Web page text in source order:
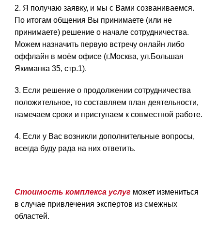
2. Я получаю заявку, и мы с Вами созваниваемся.
По итогам общения Вы принимаете (или не
принимаете) решение о начале сотрудничества.
Можем назначить первую встречу онлайн либо
оффлайн в моём офисе (г.Москва, ул.Большая
Якиманка 35, стр.1).
3. Если решение о продолжении сотрудничества
положительное, то составляем план деятельности,
намечаем сроки и приступаем к совместной работе.
4. Если у Вас возникли дополнительные вопросы,
всегда буду рада на них ответить.
Стоимость комплекса услуг может измениться
в случае привлечения экспертов из смежных
областей.